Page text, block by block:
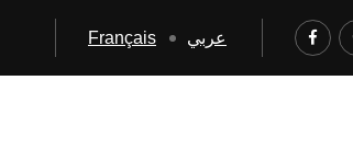
Français عربي